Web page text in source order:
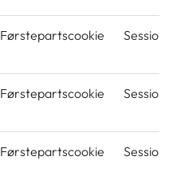
Førstepartscookie Session
Førstepartscookie Session
Førstepartscookie Session